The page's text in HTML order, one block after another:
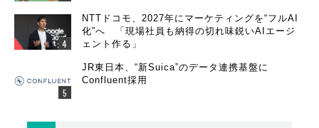
NTTドコモ、2027年にマーケティングを“フルAI
化”へ 「現場社員も納得の切れ味鋭いAIエージ
ェント作る」
JR東日本、“新Suica”のデータ連携基盤に
Confluent採用